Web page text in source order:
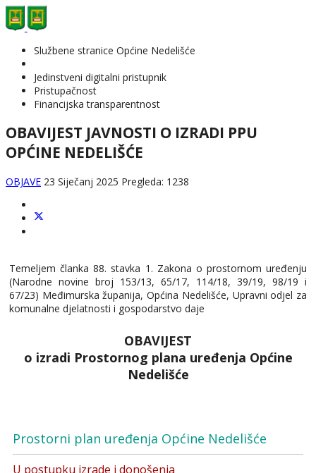
Službene stranice Općine Nedelišće
Jedinstveni digitalni pristupnik
Pristupačnost
Financijska transparentnost
OBAVIJEST JAVNOSTI O IZRADI PPU
OPĆINE NEDELIŠĆE
OBJAVE 23 Siječanj 2025 Pregleda: 1238
Temeljem članka 88. stavka 1. Zakona o prostornom uređenju
(Narodne novine broj 153/13, 65/17, 114/18, 39/19, 98/19 i
67/23) Međimurska županija, Općina Nedelišće, Upravni odjel za
komunalne djelatnosti i gospodarstvo daje
OBAVIJEST
o izradi Prostornog plana uređenja Općine
Nedelišće
Prostorni plan uređenja Općine Nedelišće
U postupku izrade i donošenja